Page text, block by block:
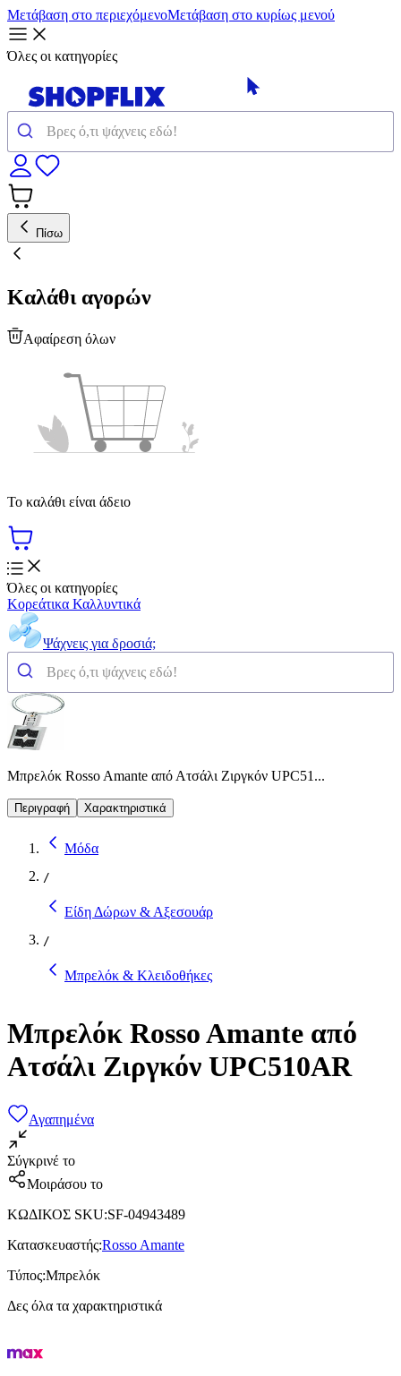
Μετάβαση στο περιεχόμενοΜετάβαση στο κυρίως μενού
Όλες οι κατηγορίες
Πίσω
Καλάθι αγορών
Αφαίρεση όλων
Το καλάθι είναι άδειο
Όλες οι κατηγορίες
Κορεάτικα Καλλυντικά
Ψάχνεις για δροσιά;
Μπρελόκ Rosso Amante από Ατσάλι Ζιργκόν UPC51...
Περιγραφή Χαρακτηριστικά
Μόδα
/
Είδη Δώρων & Αξεσουάρ
/
Μπρελόκ & Κλειδοθήκες
Μπρελόκ Rosso Amante από
Ατσάλι Ζιργκόν UPC510AR
Αγαπημένα
Σύγκρινέ το
Μοιράσου το
ΚΩΔΙΚΟΣ SKU:SF-04943489
Κατασκευαστής:Rosso Amante
Τύπος:Μπρελόκ
Δες όλα τα χαρακτηριστικά